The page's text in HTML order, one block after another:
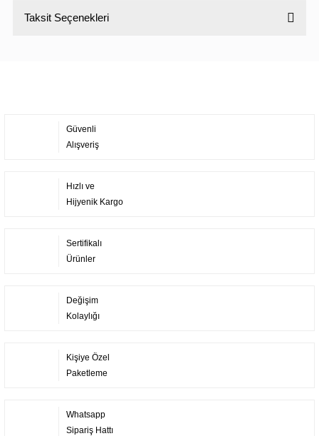
Taksit Seçenekleri
Güvenli
Alışveriş
Hızlı ve
Hijyenik Kargo
Sertifikalı
Ürünler
Değişim
Kolaylığı
Kişiye Özel
Paketleme
Whatsapp
Sipariş Hattı